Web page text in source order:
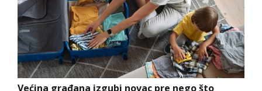
Većina građana izgubi novac pre nego što